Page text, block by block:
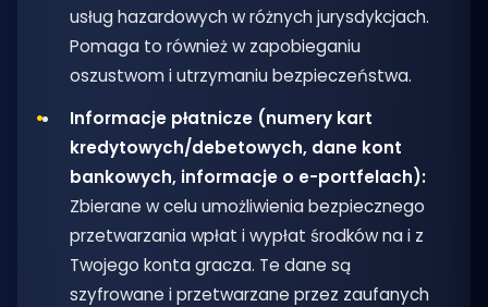
usług hazardowych w różnych jurysdykcjach.
Pomaga to również w zapobieganiu
oszustwom i utrzymaniu bezpieczeństwa.
Informacje płatnicze (numery kart
kredytowych/debetowych, dane kont
bankowych, informacje o e-portfelach):
Zbierane w celu umożliwienia bezpiecznego
przetwarzania wpłat i wypłat środków na i z
Twojego konta gracza. Te dane są
szyfrowane i przetwarzane przez zaufanych